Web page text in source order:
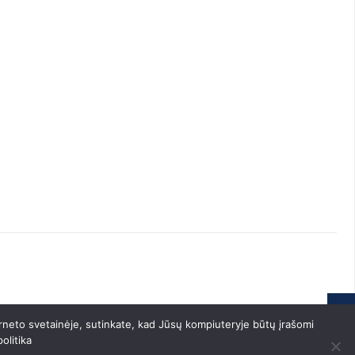
svetainėje, sutinkate, kad Jūsų kompiuteryje būtų įrašomi